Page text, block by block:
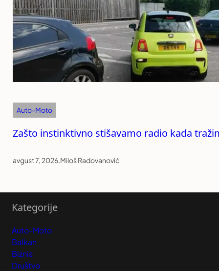
Auto-Moto
Zašto instinktivno stišavamo radio kada
avgust 7, 2026.Miloš Radovanović
Kategorije
Auto-Moto
Balkan
Biznis
Društvo